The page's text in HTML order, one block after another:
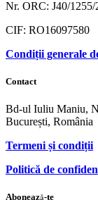
Nr. ORC: J40/1255/
CIF: RO16097580
Condiții generale
Contact
Bd-ul Iuliu Maniu,
București, România
Termeni și condiții
Politică de
Abonează-te